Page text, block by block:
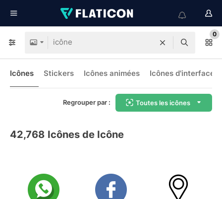
0
Icônes Stickers Icônes animées Icônes d'interface
Regrouper par : Toutes les icônes
42,768 Icônes de Icône